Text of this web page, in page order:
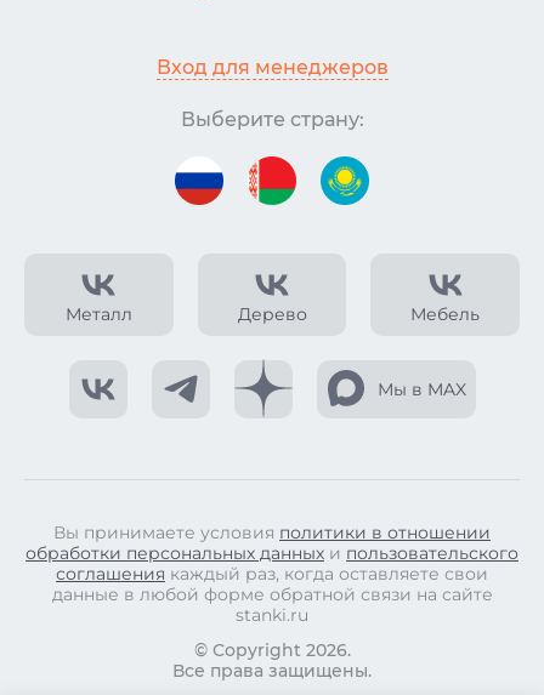
Металл Дерево Мебель
Мы в MAX
Вход для менеджеров
Выберите страну:
Вы принимаете условия политики в отношении
обработки персональных данных и пользовательского
соглашения каждый раз, когда оставляете свои
данные в любой форме обратной связи на сайте
stanki.ru
© Copyright 2026.
Все права защищены.